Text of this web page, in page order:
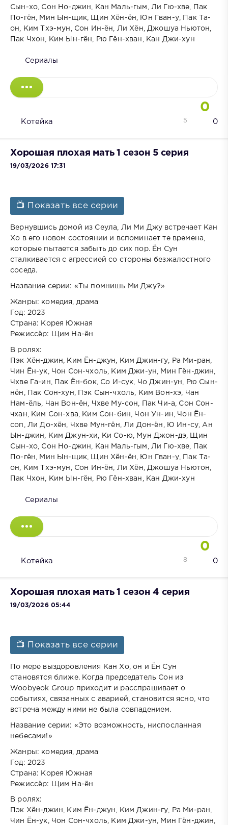
Сын-хо, Сон Но-джин, Кан Маль-гым, Ли Гю-хве, Пак
По-гён, Мин Ын-щик, Щин Хён-ён, Юн Гван-у, Пак Та-
он, Ким Тхэ-мун, Сон Ин-ён, Ли Хён, Джошуа Ньютон,
Пак Чхон, Ким Ын-гён, Рю Гён-хван, Кан Джи-хун
Сериалы
0
Котейка 0
5
Хорошая плохая мать 1 сезон 5 серия
19/03/2026 17:31
📺 Показать все серии
Вернувшись домой из Сеула, Ли Ми Джу встречает Кан
Хо в его новом состоянии и вспоминает те времена,
которые пытается забыть до сих пор. Ён Сун
сталкивается с агрессией со стороны безжалостного
соседа.
Название серии: «Ты помнишь Ми Джу?»
Жанры: комедия, драма
Год: 2023
Страна: Корея Южная
Режиссёр: Щим На-ён
В ролях:
Пэк Хён-джин, Ким Ён-джун, Ким Джин-гу, Ра Ми-ран,
Чин Ён-ук, Чон Сон-чхоль, Ким Джи-ун, Мин Гён-джин,
Чхве Га-ин, Пак Ён-бок, Со И-сук, Чо Джин-ун, Рю Сын-
нён, Пак Сон-хун, Пэк Сын-чхоль, Ким Вон-хэ, Чан
Нам-ёль, Чан Вон-ён, Чхве Му-сон, Пак Чи-а, Сон Сон-
чхан, Ким Сон-хва, Ким Сон-бин, Чон Ун-ин, Чон Ён-
соп, Ли До-хён, Чхве Мун-гён, Ли Дон-ён, Ю Ин-су, Ан
Ын-джин, Ким Джун-хи, Ки Со-ю, Мун Джон-дэ, Щин
Сын-хо, Сон Но-джин, Кан Маль-гым, Ли Гю-хве, Пак
По-гён, Мин Ын-щик, Щин Хён-ён, Юн Гван-у, Пак Та-
он, Ким Тхэ-мун, Сон Ин-ён, Ли Хён, Джошуа Ньютон,
Пак Чхон, Ким Ын-гён, Рю Гён-хван, Кан Джи-хун
Сериалы
0
Котейка 0
8
Хорошая плохая мать 1 сезон 4 серия
19/03/2026 05:44
📺 Показать все серии
По мере выздоровления Кан Хо, он и Ён Сун
становятся ближе. Когда председатель Сон из
Woobyeok Group приходит и расспрашивает о
событиях, связанных с аварией, становится ясно, что
встреча между ними не была совпадением.
Название серии: «Это возможность, ниспосланная
небесами!»
Жанры: комедия, драма
Год: 2023
Страна: Корея Южная
Режиссёр: Щим На-ён
В ролях:
Пэк Хён-джин, Ким Ён-джун, Ким Джин-гу, Ра Ми-ран,
Чин Ён-ук, Чон Сон-чхоль, Ким Джи-ун, Мин Гён-джин,